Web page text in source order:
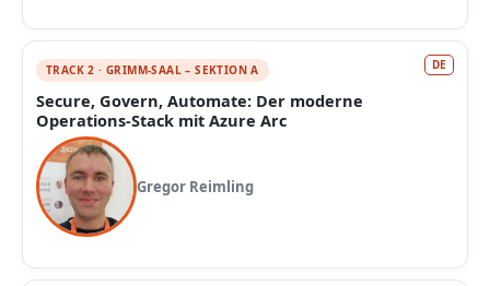
TRACK 2 · GRIMM-SAAL – SEKTION A DE
Secure, Govern, Automate: Der moderne
Operations‑Stack mit Azure Arc
Gregor Reimling